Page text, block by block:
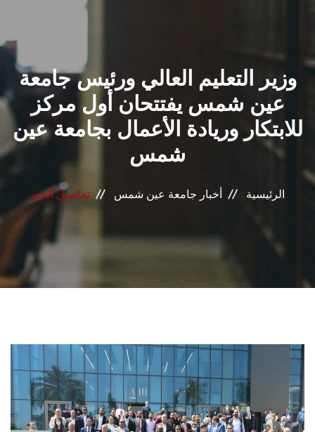
القطاعـات
الشئون الأكاديمية
البحث العلمي
الرعاية الصحية
المراكز والوحدات
الأنظمة الذكية
الإعلام
الطلاب
هيئة التدريس
الدراسات العليا
وزير التعليم العالي ورئيس جامعة
عين شمس يفتتحان أول مركز
للابتكار وريادة الأعمال بجامعة عين
شمس
الرئيسية أخبار جامعة عين شمس تفاصيل الخبر